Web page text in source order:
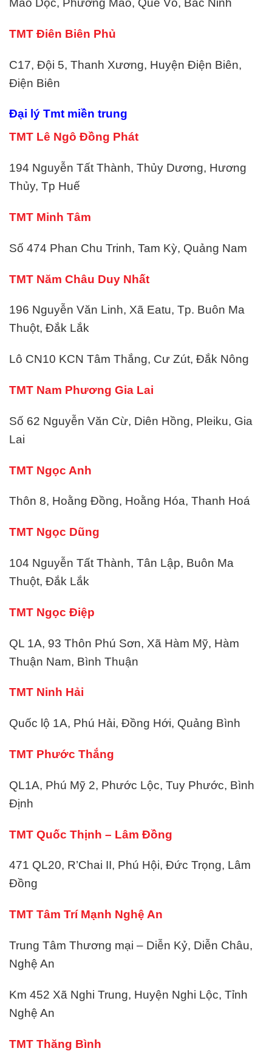
Mao Dộc, Phương Mao, Quế Võ, Bắc Ninh
TMT Điên Biên Phủ
C17, Đội 5, Thanh Xương, Huyện Điện Biên,
Điện Biên
Đại lý Tmt miền trung
TMT Lê Ngô Đồng Phát
194 Nguyễn Tất Thành, Thủy Dương, Hương
Thủy, Tp Huế
TMT Minh Tâm
Số 474 Phan Chu Trinh, Tam Kỳ, Quảng Nam
TMT Năm Châu Duy Nhất
196 Nguyễn Văn Linh, Xã Eatu, Tp. Buôn Ma
Thuột, Đắk Lắk
Lô CN10 KCN Tâm Thắng, Cư Zút, Đắk Nông
TMT Nam Phương Gia Lai
Số 62 Nguyễn Văn Cừ, Diên Hồng, Pleiku, Gia
Lai
TMT Ngọc Anh
Thôn 8, Hoằng Đồng, Hoằng Hóa, Thanh Hoá
TMT Ngọc Dũng
104 Nguyễn Tất Thành, Tân Lập, Buôn Ma
Thuột, Đắk Lắk
TMT Ngọc Điệp
QL 1A, 93 Thôn Phú Sơn, Xã Hàm Mỹ, Hàm
Thuận Nam, Bình Thuận
TMT Ninh Hải
Quốc lộ 1A, Phú Hải, Đồng Hới, Quảng Bình
TMT Phước Thắng
QL1A, Phú Mỹ 2, Phước Lộc, Tuy Phước, Bình
Định
TMT Quốc Thịnh – Lâm Đồng
471 QL20, R’Chai II, Phú Hội, Đức Trọng, Lâm
Đồng
TMT Tâm Trí Mạnh Nghệ An
Trung Tâm Thương mại – Diễn Kỷ, Diễn Châu,
Nghệ An
Km 452 Xã Nghi Trung, Huyện Nghi Lộc, Tỉnh
Nghệ An
TMT Thăng Bình